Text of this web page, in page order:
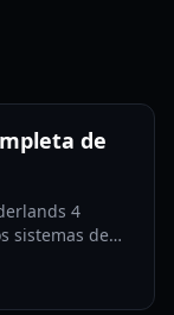
de
4
sistemas de